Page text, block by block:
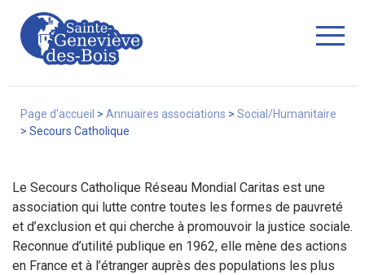
La Ville
Services
Page d'accueil > Annuaires associations > Social/Humanitaire
> Secours Catholique
Le Secours Catholique Réseau Mondial Caritas est une
association qui lutte contre toutes les formes de pauvreté
et d’exclusion et qui cherche à promouvoir la justice sociale.
Reconnue d’utilité publique en 1962, elle mène des actions
en France et à l’étranger auprès des populations les plus